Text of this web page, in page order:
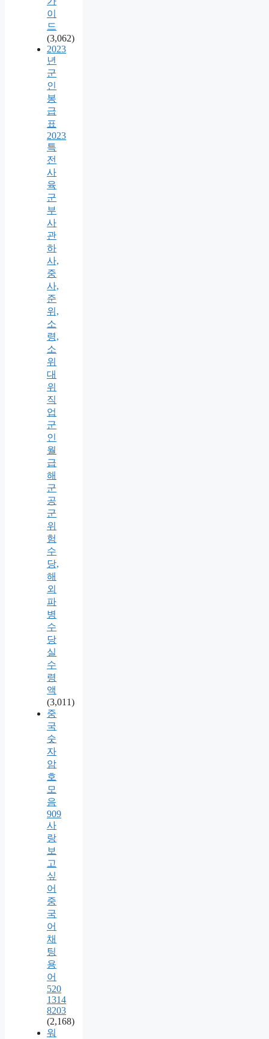
이
드
(3,062)
2023
년
군
인
봉
급
표
2023
특
전
사
육
군
부
사
관
하
사,
중
사,
준
위,
소
령,
소
위
대
위
직
업
군
인
월
급
해
군
공
군
위
험
수
당,
해
외
파
병
수
당
실
수
령
액
(3,011)
중
국
숫
자
암
호
모
음
909
사
랑
보
고
싶
어
중
국
어
채
팅
용
어
520
1314
8203
(2,168)
워